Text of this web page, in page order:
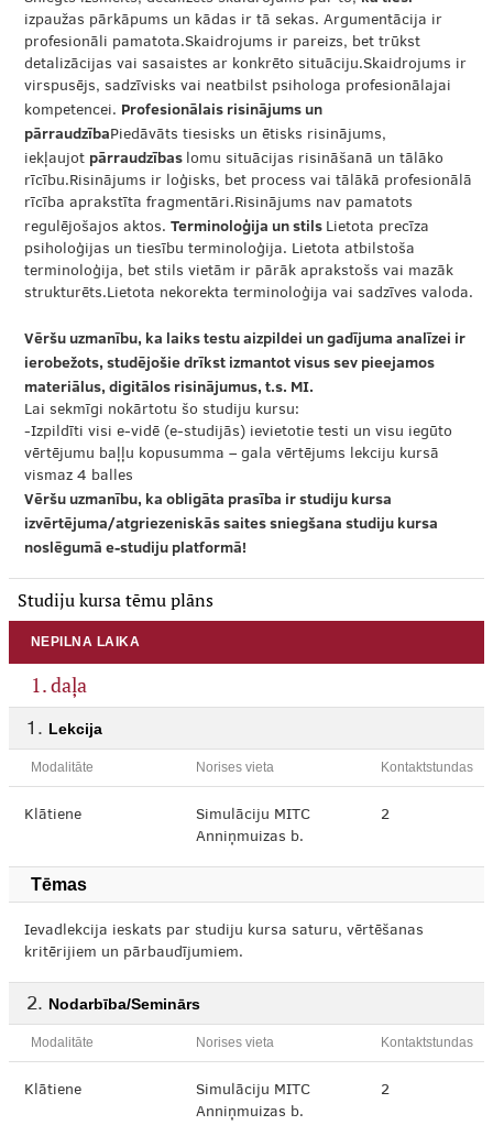
izpaužas pārkāpums un kādas ir tā sekas. Argumentācija ir
profesionāli pamatota.Skaidrojums ir pareizs, bet trūkst
detalizācijas vai sasaistes ar konkrēto situāciju.Skaidrojums ir
virspusējs, sadzīvisks vai neatbilst psihologa profesionālajai
kompetencei. Profesionālais risinājums un
pārraudzībaPiedāvāts tiesisks un ētisks risinājums,
iekļaujot pārraudzības lomu situācijas risināšanā un tālāko
rīcību.Risinājums ir loģisks, bet process vai tālākā profesionālā
rīcība aprakstīta fragmentāri.Risinājums nav pamatots
regulējošajos aktos. Terminoloģija un stils Lietota precīza
psiholoģijas un tiesību terminoloģija. Lietota atbilstoša
terminoloģija, bet stils vietām ir pārāk aprakstošs vai mazāk
strukturēts.Lietota nekorekta terminoloģija vai sadzīves valoda.
Vēršu uzmanību, ka laiks testu aizpildei un gadījuma analīzei ir
ierobežots, studējošie drīkst izmantot visus sev pieejamos
materiālus, digitālos risinājumus, t.s. MI.
Lai sekmīgi nokārtotu šo studiju kursu:
-Izpildīti visi e-vidē (e-studijās) ievietotie testi un visu iegūto
vērtējumu baļļu kopusumma – gala vērtējums lekciju kursā
vismaz 4 balles
Vēršu uzmanību, ka obligāta prasība ir studiju kursa
izvērtējuma/atgriezeniskās saites sniegšana studiju kursa
noslēgumā e-studiju platformā!
Studiju kursa tēmu plāns
NEPILNA LAIKA
1. daļa
Lekcija
Modalitāte Norises vieta Kontaktstundas
Klātiene
Simulāciju MITC
Anniņmuizas b.
2
Tēmas
Ievadlekcija ieskats par studiju kursa saturu, vērtēšanas
kritērijiem un pārbaudījumiem.
Nodarbība/Seminārs
Modalitāte Norises vieta Kontaktstundas
Klātiene
Simulāciju MITC
Anniņmuizas b.
2